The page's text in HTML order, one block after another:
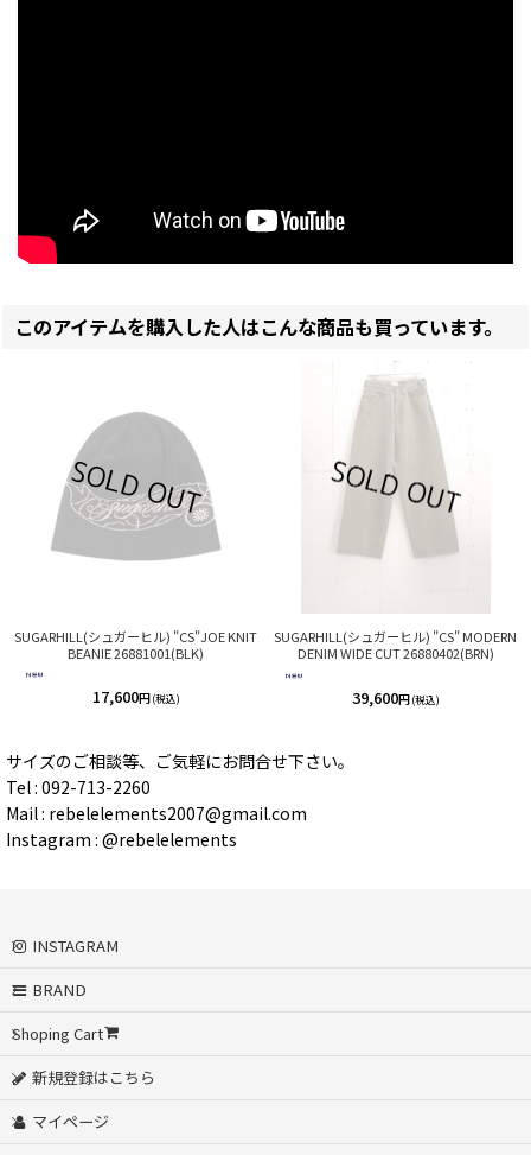
このアイテムを購入した人はこんな商品も買っています。
SUGARHILL(シュガーヒル) "CS"JOE KNIT
BEANIE 26881001(BLK)
17,600円 (税込)
SUGARHILL(シュガーヒル) "CS" MODERN
DENIM WIDE CUT 26880402(BRN)
39,600円 (税込)
サイズのご相談等、ご気軽にお問合せ下さい。
Tel : 092-713-2260
Mail : rebelelements2007@gmail.com
Instagram : @rebelelements
INSTAGRAM
BRAND
Shoping Cart
新規登録はこちら
マイページ